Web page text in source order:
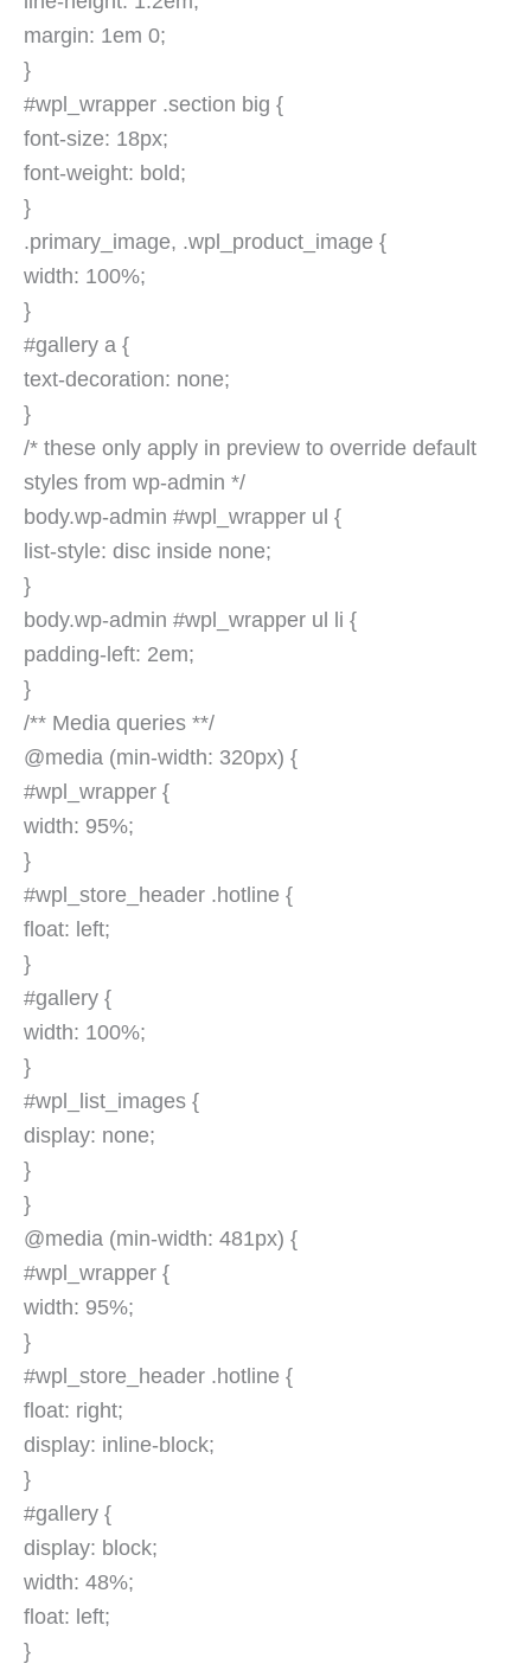
margin: 1em 0;
}
#wpl_wrapper .section big {
font-size: 18px;
font-weight: bold;
}
.primary_image, .wpl_product_image {
width: 100%;
}
#gallery a {
text-decoration: none;
}
/* these only apply in preview to override default
styles from wp-admin */
body.wp-admin #wpl_wrapper ul {
list-style: disc inside none;
}
body.wp-admin #wpl_wrapper ul li {
padding-left: 2em;
}
/** Media queries **/
@media (min-width: 320px) {
#wpl_wrapper {
width: 95%;
}
#wpl_store_header .hotline {
float: left;
}
#gallery {
width: 100%;
}
#wpl_list_images {
display: none;
}
}
@media (min-width: 481px) {
#wpl_wrapper {
width: 95%;
}
#wpl_store_header .hotline {
float: right;
display: inline-block;
}
#gallery {
display: block;
width: 48%;
float: left;
}